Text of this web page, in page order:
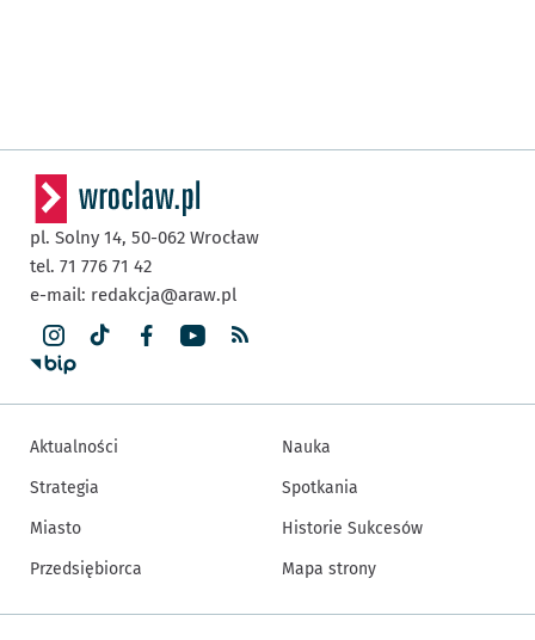
pl. Solny 14, 50-062 Wrocław
tel. 71 776 71 42
e-mail: redakcja@araw.pl
Aktualności
Strategia
Miasto
Przedsiębiorca
Nauka
Spotkania
Historie Sukcesów
Mapa strony